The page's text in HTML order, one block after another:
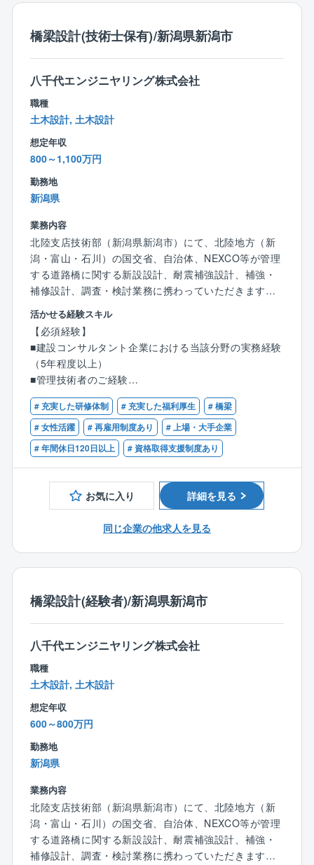
◎テレワーク勤務の導入（月10日まで）
◎スタンディングミーティングの実施
「健康経営優良法人（ホワイト500）」（大規模法人部
門）に7年連続で認定！
社員の健康維持・向上を図る取り組みを積極的に展
大企業認定は497社でそのうちの1社に入り、業界内で
は先駆けて健康増進に取り組んでいます。
■組織風土：
り」。
交通運輸・農業・環境・地盤・情報・電力など、同社
には様々な分野のスペシャリストが在籍しており、他
部門からアドバイスを頂くこともございます。
またチームで動くことが多い仕事ですので、チーム力
の高い組織で働きたい方にはお勧めです。
橋梁設計(技術士保有)/新潟県新潟市
八千代エンジニヤリング株式会社
職種
土木設計, 土木設計
想定年収
800～1,100万円
勤務地
新潟県
業務内容
北陸支店技術部（新潟県新潟市）にて、北陸地方（新
潟・富山・石川）の国交省、自治体、NEXCO等が管理
する道路橋に関する新設設計、耐震補強設計、補強・
補修設計、調査・検討業務に携わっていただきます。
【具体的には】
■新設設計
⇒一般図作成、予備設計、詳細設計（PC・RC橋、鋼
橋）などについて、条件整理から橋梁計画、構造検
討、設計計算、施工計画、CIM活用、図面作成、数量
計算等を行います。
■耐震補強設計
⇒特殊橋（斜張橋・トラス橋・アーチ橋等）や一般的
な桁橋形式の道路橋に対して、橋梁全体系の非線形動
的解析や非線形ＦＥＭ解析の実施、部材の耐震性照査
や最適な補強工法の選定、アップグレード耐震補強設
計、落橋防止システム設計、施工計画を実施します。
⇒損傷要因や状況を把握するための詳細調査（UAV含
修・更新設計、維持管理計画、施工計画、積算補助を
■調査・検討
⇒北陸地方特有の道路橋の塩害対策調査、検討に関す
会・研究会の補助等を通じて学識経験者や国の研究機
関とのコーディネーターとして最新の知見を得られる
機会があります。
既設PC橋の補修施工時の応力度照査検討を実施し、施
工時の供用性の検討を行い道路管理者に対して定量的
な指標で安全度を提示します。
■BIM/CIM活用
⇒技術者およびオペレーターと協働し、効率化・高度
【八千代エンジニヤリング社について】
設立60周年を超えた業界トップクラスの建設コンサル
タント企業です！
活かせる経験スキル
【必須経験】
■建設コンサルタント企業における当該分野の実務経験
（5年程度以上）
■管理技術者のご経験
【必須資格】
■技術士（建設部門：鋼構造及びコンクリート）
■RCCM（鋼構造及びコンクリート）
# 充実した研修体制 # 充実した福利厚生
# 橋梁
# 女性活躍
# 再雇用制度あり
# 上場・大手企業
# 年間休日120日以上
# 資格取得支援制度あり
お気に入り 詳細を見る
同じ企業の他求人を見る
橋梁設計(経験者)/新潟県新潟市
八千代エンジニヤリング株式会社
職種
土木設計, 土木設計
想定年収
600～800万円
勤務地
新潟県
業務内容
北陸支店技術部（新潟県新潟市）にて、北陸地方（新
潟・富山・石川）の国交省、自治体、NEXCO等が管理
する道路橋に関する新設設計、耐震補強設計、補強・
補修設計、調査・検討業務に携わっていただきます。